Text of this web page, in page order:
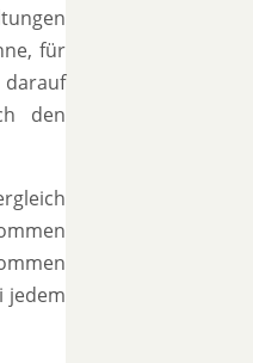
für
den
jedem